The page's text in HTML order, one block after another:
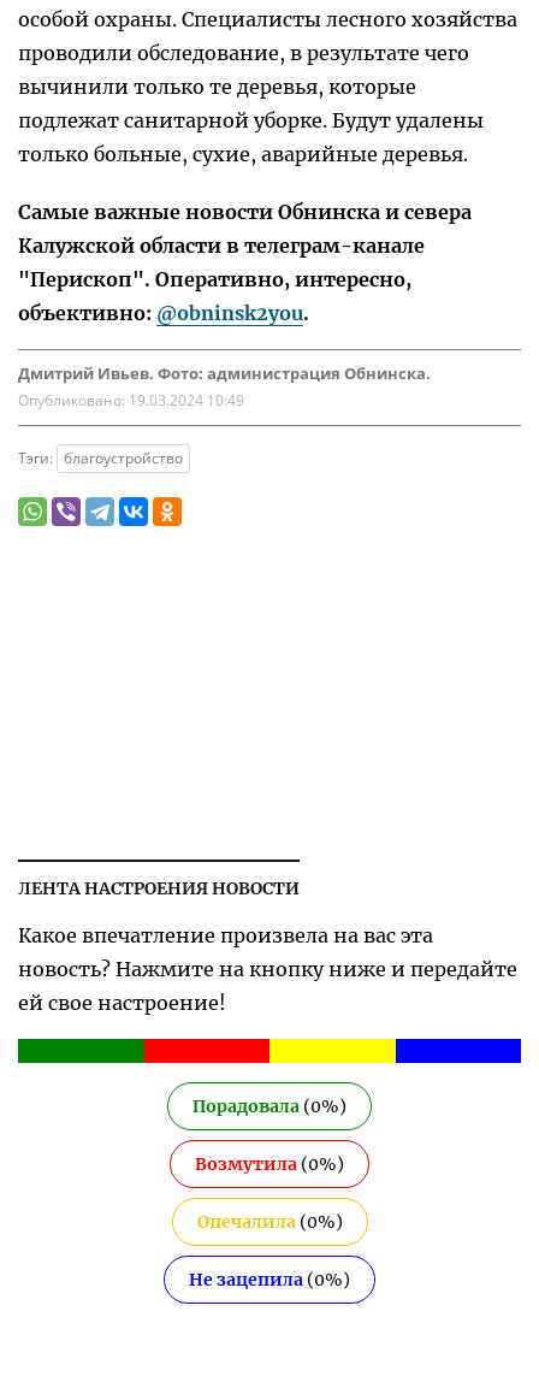
особой охраны. Специалисты лесного хозяйства
проводили обследование, в результате чего
вычинили только те деревья, которые
подлежат санитарной уборке. Будут удалены
только больные, сухие, аварийные деревья.
Самые важные новости Обнинска и севера
Калужской области в телеграм-канале
"Перископ". Оперативно, интересно,
объективно: @obninsk2you.
Дмитрий Ивьев. Фото: администрация Обнинска.
Опубликовано: 19.03.2024 10:49
Тэги: благоустройство
ЛЕНТА НАСТРОЕНИЯ НОВОСТИ
Какое впечатление произвела на вас эта
новость? Нажмите на кнопку ниже и передайте
ей свое настроение!
Порадовала (0%)
Возмутила (0%)
Опечалила(0%)
Не зацепила (0%)